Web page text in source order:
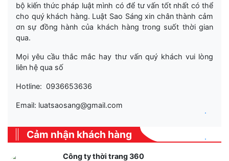
bộ kiến thức pháp luật mình có để tư vấn tốt nhất có thể
cho quý khách hàng. Luật Sao Sáng xin chân thành cảm
ơn sự đồng hành của khách hàng trong suốt thời gian
qua.
Mọi yêu cầu thắc mắc hay thư vấn quý khách vui lòng
liên hệ qua số
Hotline: 0936653636
Email: luatsaosang@gmail.com
Cảm nhận khách hàng
Công ty thời trang 360
.
.